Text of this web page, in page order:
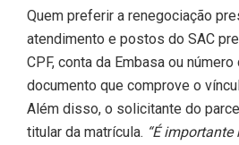
Quem preferir a renegociação
atendimento e postos do SAC
CPF, conta da Embasa ou
documento que comprove o
Além disso, o solicitante do
titular da matrícula. “É